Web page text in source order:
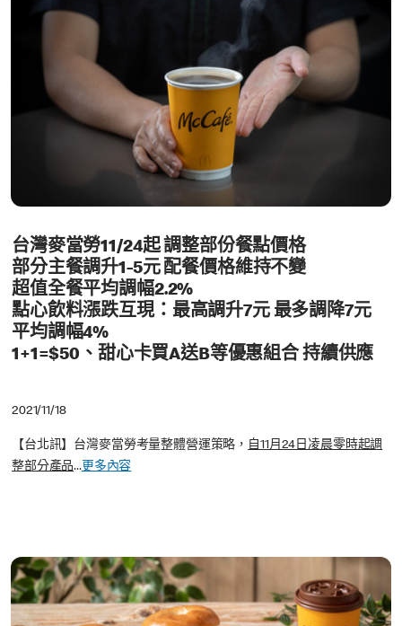
台灣麥當勞11/24起 調整部份餐點價格
部分主餐調升1-5元 配餐價格維持不變
超值全餐平均調幅2.2%
點心飲料漲跌互現：最高調升7元 最多調降7元
平均調幅4%
1+1=$50、甜心卡買A送B等優惠組合 持續供應
2021/11/18
【台北訊】台灣麥當勞考量整體營運策略， 自11月24日凌晨零時起調
整部分產品...更多內容